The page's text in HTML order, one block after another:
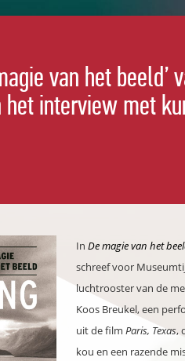
van het
interview met
In De magie van het
schreef voor
luchtrooster van de
Koos Breukel, een
uit de film Paris, Texas,
kou en een razende